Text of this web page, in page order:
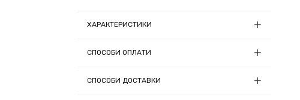
не відкриваються самостійно та підходять для
відрізняється високим рівнем міцності.
ХАРАКТЕРИСТИКИ
Розміри: (290+85x2)x480
Матеріал: Поліетилен
СПОСОБИ ОПЛАТИ
1) Онлайн оплата
СПОСОБИ ДОСТАВКИ